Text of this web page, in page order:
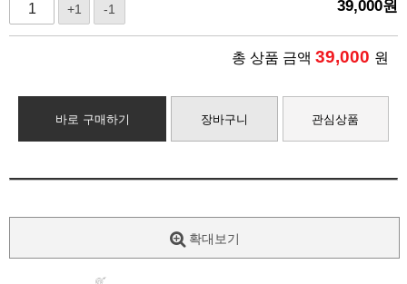
+1 -1 39,000원
총 상품 금액 39,000 원
바로 구매하기 장바구니 관심상품
확대보기